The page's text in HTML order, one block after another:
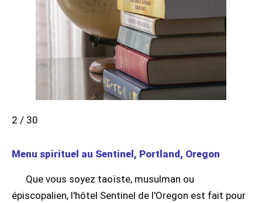
2 / 30
Menu spirituel au Sentinel, Portland, Oregon
Que vous soyez taoïste, musulman ou
épiscopalien, l'hôtel Sentinel de l'Oregon est fait pour